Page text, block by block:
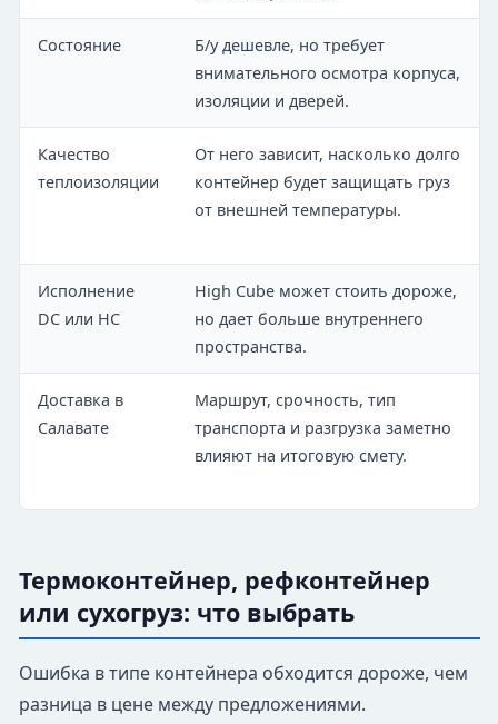
Состояние
Б/у дешевле, но требует
внимательного осмотра корпуса,
изоляции и дверей.
Качество
теплоизоляции
От него зависит, насколько долго
контейнер будет защищать груз
от внешней температуры.
Исполнение
DC или HC
High Cube может стоить дороже,
но дает больше внутреннего
пространства.
Доставка в
Салавате
Маршрут, срочность, тип
транспорта и разгрузка заметно
влияют на итоговую смету.
Термоконтейнер, рефконтейнер
или сухогруз: что выбрать
Ошибка в типе контейнера обходится дороже, чем
разница в цене между предложениями.